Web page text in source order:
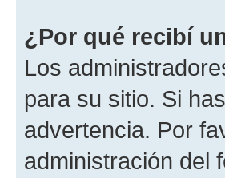
¿Por qué recibí
Los
para su sitio. Si
advertencia. Por
administración del